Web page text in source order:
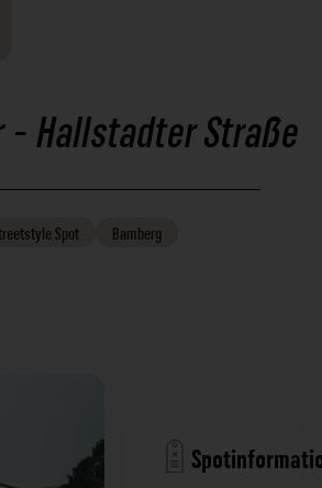
- Hallstadter Straße
Spot Bamberg